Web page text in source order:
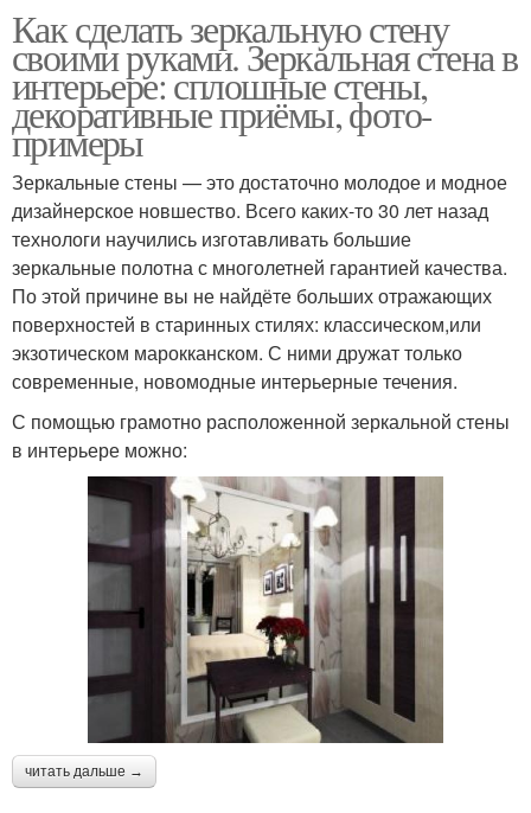
Как сделать зеркальную стену
своими руками. Зеркальная стена в
интерьере: сплошные стены,
декоративные приёмы, фото-
примеры
Зеркальные стены — это достаточно молодое и модное
дизайнерское новшество. Всего каких-то 30 лет назад
технологи научились изготавливать большие
зеркальные полотна с многолетней гарантией качества.
По этой причине вы не найдёте больших отражающих
поверхностей в старинных стилях: классическом,или
экзотическом марокканском. С ними дружат только
современные, новомодные интерьерные течения.
С помощью грамотно расположенной зеркальной стены
в интерьере можно:
читать дальше →